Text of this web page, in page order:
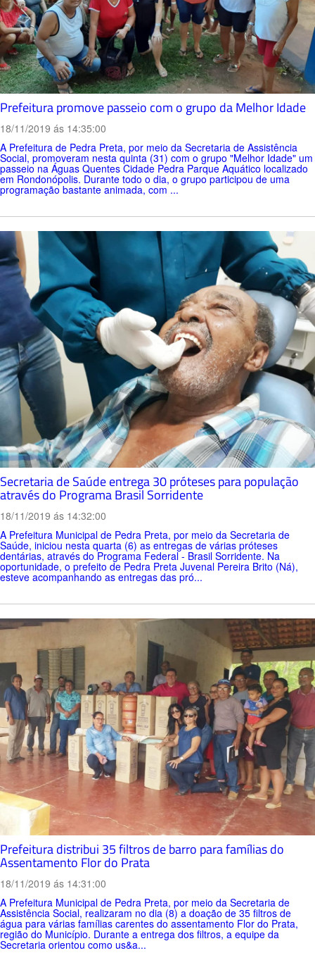
Prefeitura promove passeio com o grupo da Melhor Idade
18/11/2019 ás 14:35:00
A Prefeitura de Pedra Preta, por meio da Secretaria de Assistência
Social, promoveram nesta quinta (31) com o grupo "Melhor Idade" um
passeio na Águas Quentes Cidade Pedra Parque Aquático localizado
em Rondonópolis. Durante todo o dia, o grupo participou de uma
programação bastante animada, com ...
Secretaria de Saúde entrega 30 próteses para população
através do Programa Brasil Sorridente
18/11/2019 ás 14:32:00
A Prefeitura Municipal de Pedra Preta, por meio da Secretaria de
Saúde, iniciou nesta quarta (6) as entregas de várias próteses
dentárias, através do Programa Federal - Brasil Sorridente. Na
oportunidade, o prefeito de Pedra Preta Juvenal Pereira Brito (Ná),
esteve acompanhando as entregas das pró...
Prefeitura distribui 35 filtros de barro para famílias do
Assentamento Flor do Prata
18/11/2019 ás 14:31:00
A Prefeitura Municipal de Pedra Preta, por meio da Secretaria de
Assistência Social, realizaram no dia (8) a doação de 35 filtros de
água para várias famílias carentes do assentamento Flor do Prata,
região do Município. Durante a entrega dos filtros, a equipe da
Secretaria orientou como us&a...